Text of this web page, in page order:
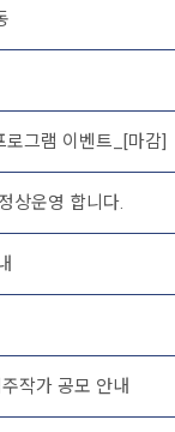
로그램 이벤트_[마감]
상운영 합니다.
작가 공모 안내